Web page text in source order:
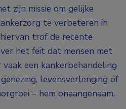
zijn missie om gelijke
te verbeteren in
trof de recente
het feit dat mensen met
een kankerbehandeling
levensverlenging of
– hem onaangenaam.